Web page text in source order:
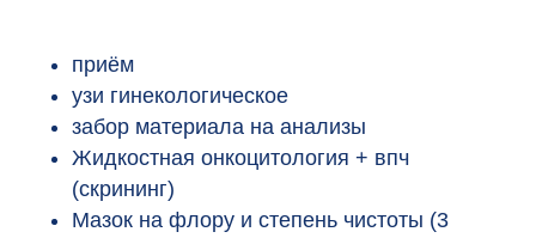
приём
узи гинекологическое
забор материала на анализы
Жидкостная онкоцитология + впч
(скрининг)
Мазок на флору и степень чистоты (3